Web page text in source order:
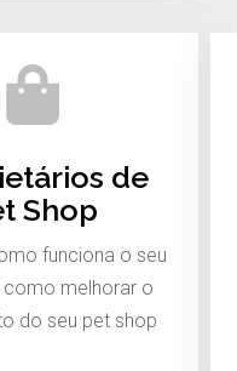
de
Shop
funciona o seu
como melhorar o
do seu pet shop